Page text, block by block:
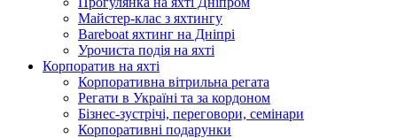
Майстер-клас з яхтингу
Bareboat яхтинг на Дніпрі
Урочиста подія на яхті
Корпоратив на яхті
Корпоративна вітрильна регата
Регати в Україні та за кордоном
Бізнес-зустрічі, переговори, семінари
Корпоративні подарунки